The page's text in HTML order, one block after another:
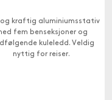
kraftig aluminiumsstativ
fem benseksjoner og
kuleledd. Veldig
nyttig for reiser.